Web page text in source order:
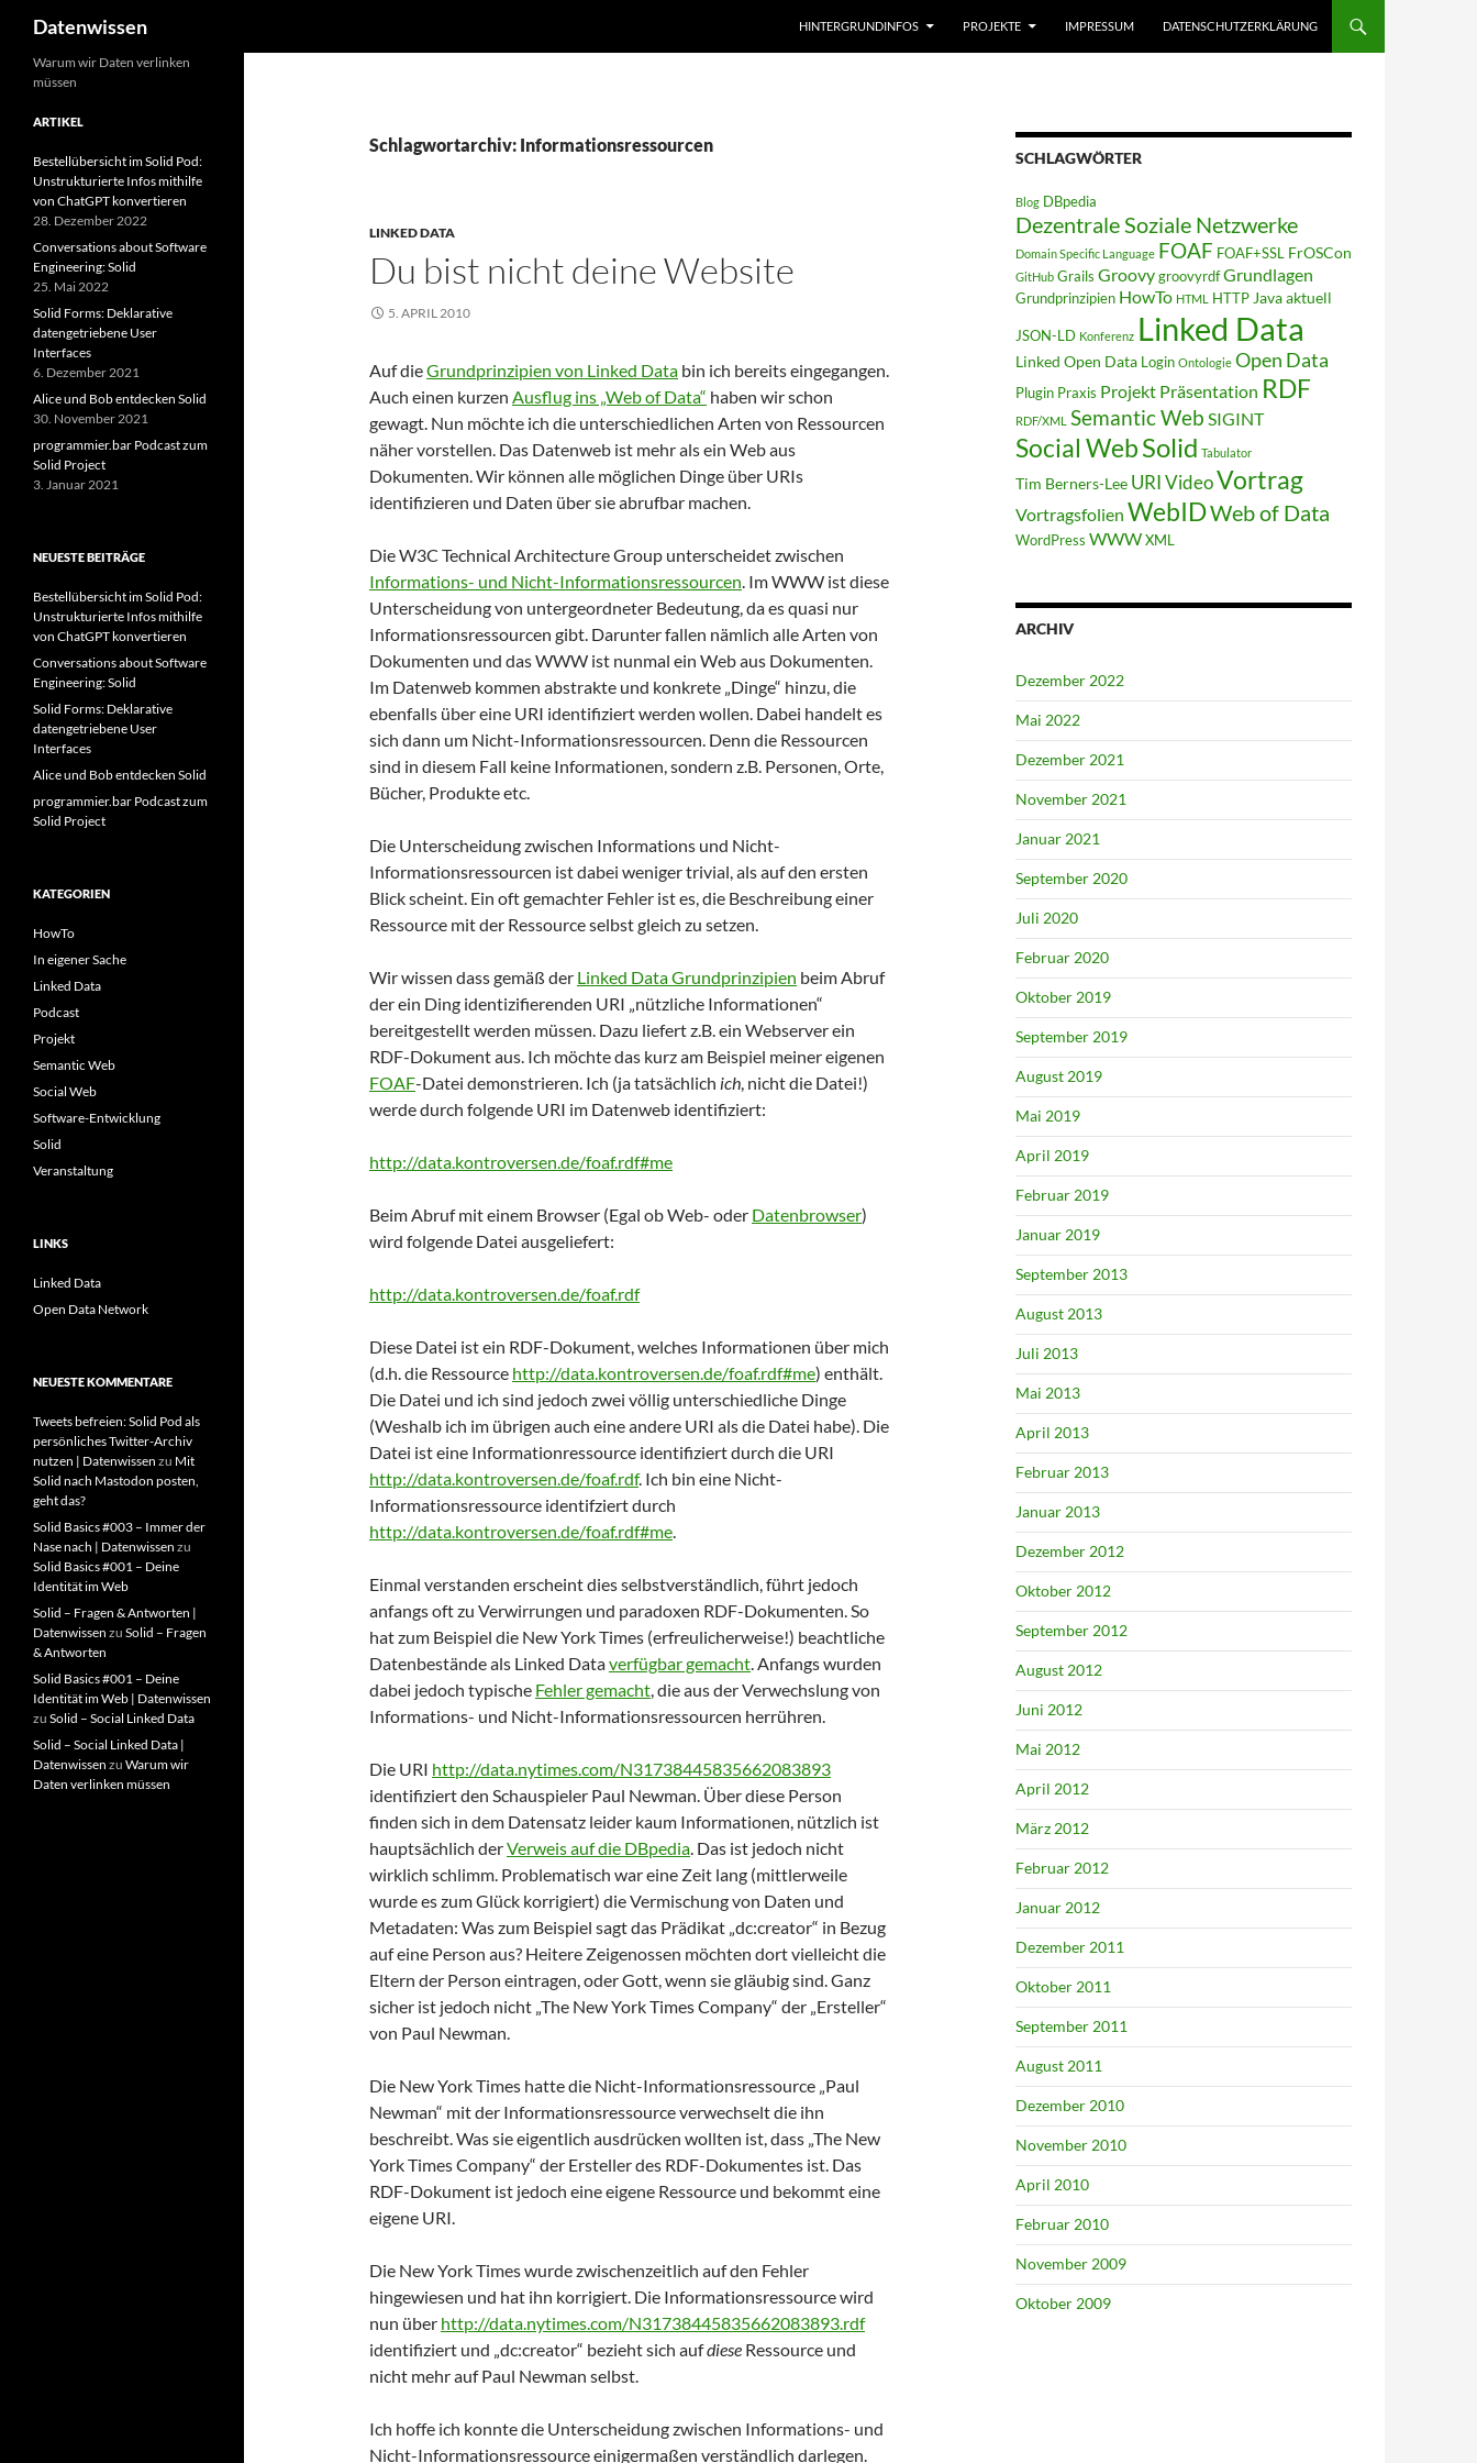
Zum
Inhalt
springen
Datenwissen HINTERGRUNDINFOS PROJEKTE IMPRESSUM DATENSCHUTZERKLÄRUNG
Schlagwortarchiv: Informationsressourcen
LINKED DATA
Du bist nicht deine Website
5. APRIL 2010
Auf dieGrundprinzipien von Linked Data bin ich bereits eingegangen.
Auch einen kurzen Ausflug ins „Web of Data“ haben wir schon
gewagt. Nun möchte ich die unterschiedlichen Arten von Ressourcen
näher vorstellen. Das Datenweb ist mehr als ein Web aus
Dokumenten. Wir können alle möglichen Dinge über URIs
identifizieren und Daten über sie abrufbar machen.
Die W3C Technical Architecture Group unterscheidet zwischen
Informations- und Nicht-Informationsressourcen. Im WWW ist diese
Unterscheidung von untergeordneter Bedeutung, da es quasi nur
Informationsressourcen gibt. Darunter fallen nämlich alle Arten von
Dokumenten und das WWW ist nunmal ein Web aus Dokumenten.
Im Datenweb kommen abstrakte und konkrete „Dinge“ hinzu, die
ebenfalls über eine URI identifiziert werden wollen. Dabei handelt es
sich dann um Nicht-Informationsressourcen. Denn die Ressourcen
sind in diesem Fall keine Informationen, sondern z.B. Personen, Orte,
Bücher, Produkte etc.
Die Unterscheidung zwischen Informations und Nicht-
Informationsressourcen ist dabei weniger trivial, als auf den ersten
Blick scheint. Ein oft gemachter Fehler ist es, die Beschreibung einer
Ressource mit der Ressource selbst gleich zu setzen.
Wir wissen dass gemäß der Linked Data Grundprinzipien beim Abruf
der ein Ding identizifierenden URI „nützliche Informationen“
bereitgestellt werden müssen. Dazu liefert z.B. ein Webserver ein
RDF-Dokument aus. Ich möchte das kurz am Beispiel meiner eigenen
FOAF-Datei demonstrieren. Ich (ja tatsächlich ich, nicht die Datei!)
werde durch folgende URI im Datenweb identifiziert:
http://data.kontroversen.de/foaf.rdf#me
Beim Abruf mit einem Browser (Egal ob Web- oder Datenbrowser)
wird folgende Datei ausgeliefert:
http://data.kontroversen.de/foaf.rdf
Diese Datei ist ein RDF-Dokument, welches Informationen über mich
(d.h. die Ressource http://data.kontroversen.de/foaf.rdf#me) enthält.
Die Datei und ich sind jedoch zwei völlig unterschiedliche Dinge
(Weshalb ich im übrigen auch eine andere URI als die Datei habe). Die
Datei ist eine Informationressource identifiziert durch die URI
http://data.kontroversen.de/foaf.rdf. Ich bin eine Nicht-
Informationsressource identifziert durch
http://data.kontroversen.de/foaf.rdf#me.
Einmal verstanden erscheint dies selbstverständlich, führt jedoch
anfangs oft zu Verwirrungen und paradoxen RDF-Dokumenten. So
hat zum Beispiel die New York Times (erfreulicherweise!) beachtliche
Datenbestände als Linked Dataverfügbar gemacht. Anfangs wurden
dabei jedoch typische Fehler gemacht, die aus der Verwechslung von
Informations- und Nicht-Informationsressourcen herrühren.
Die URI http://data.nytimes.com/N31738445835662083893
identifiziert den Schauspieler Paul Newman. Über diese Person
finden sich in dem Datensatz leider kaum Informationen, nützlich ist
hauptsächlich derVerweis auf die DBpedia. Das ist jedoch nicht
wirklich schlimm. Problematisch war eine Zeit lang (mittlerweile
wurde es zum Glück korrigiert) die Vermischung von Daten und
Metadaten: Was zum Beispiel sagt das Prädikat „dc:creator“ in Bezug
auf eine Person aus? Heitere Zeigenossen möchten dort vielleicht die
Eltern der Person eintragen, oder Gott, wenn sie gläubig sind. Ganz
sicher ist jedoch nicht „The New York Times Company“ der „Ersteller“
von Paul Newman.
Die New York Times hatte die Nicht-Informationsressource „Paul
Newman“ mit der Informationsressource verwechselt die ihn
beschreibt. Was sie eigentlich ausdrücken wollten ist, dass „The New
York Times Company“ der Ersteller des RDF-Dokumentes ist. Das
RDF-Dokument ist jedoch eine eigene Ressource und bekommt eine
eigene URI.
Die New York Times wurde zwischenzeitlich auf den Fehler
hingewiesen und hat ihn korrigiert. Die Informationsressource wird
nun über http://data.nytimes.com/N31738445835662083893.rdf
identifiziert und „dc:creator“ bezieht sich aufdiese Ressource und
nicht mehr auf Paul Newman selbst.
Ich hoffe ich konnte die Unterscheidung zwischen Informations- und
Nicht-Informationsressource einigermaßen verständlich darlegen.
SCHLAGWÖRTER
Blog DBpedia
Dezentrale Soziale Netzwerke
Domain Specific Language FOAF FOAF+SSL FrOSCon
GitHub Grails GroovygroovyrdfGrundlagen
Grundprinzipien HowTo HTML HTTP Java aktuell
JSON-LD Konferenz Linked Data
Linked Open Data Login Ontologie Open Data
Plugin Praxis Projekt Präsentation RDF
RDF/XML Semantic Web SIGINT
Social WebSolid Tabulator
Tim Berners-Lee URIVideoVortrag
Vortragsfolien WebIDWeb of Data
WordPress WWWXML
ARCHIV
Dezember 2022
Mai 2022
Dezember 2021
November 2021
Januar 2021
September 2020
Juli 2020
Februar 2020
Oktober 2019
September 2019
August 2019
Mai 2019
April 2019
Februar 2019
Januar 2019
September 2013
August 2013
Juli 2013
Mai 2013
April 2013
Februar 2013
Januar 2013
Dezember 2012
Oktober 2012
September 2012
August 2012
Juni 2012
Mai 2012
April 2012
März 2012
Februar 2012
Januar 2012
Dezember 2011
Oktober 2011
September 2011
August 2011
Dezember 2010
November 2010
April 2010
Februar 2010
November 2009
Oktober 2009
Warum wir Daten verlinken
müssen
ARTIKEL
Bestellübersicht im Solid Pod:
Unstrukturierte Infos mithilfe
von ChatGPT konvertieren
28. Dezember 2022
Conversations about Software
Engineering: Solid
25. Mai 2022
Solid Forms: Deklarative
datengetriebene User
Interfaces
6. Dezember 2021
Alice und Bob entdecken Solid
30. November 2021
programmier.bar Podcast zum
Solid Project
3. Januar 2021
NEUESTE BEITRÄGE
Bestellübersicht im Solid Pod:
Unstrukturierte Infos mithilfe
von ChatGPT konvertieren
Conversations about Software
Engineering: Solid
Solid Forms: Deklarative
datengetriebene User
Interfaces
Alice und Bob entdecken Solid
programmier.bar Podcast zum
Solid Project
KATEGORIEN
HowTo
In eigener Sache
Linked Data
Podcast
Projekt
Semantic Web
Social Web
Software-Entwicklung
Solid
Veranstaltung
LINKS
Linked Data
Open Data Network
NEUESTE KOMMENTARE
Tweets befreien: Solid Pod als
persönliches Twitter-Archiv
nutzen | Datenwissen zu Mit
Solid nach Mastodon posten,
geht das?
Solid Basics #003 – Immer der
Nase nach | Datenwissen zu
Solid Basics #001 – Deine
Identität im Web
Solid – Fragen & Antworten |
Datenwissen zu Solid – Fragen
& Antworten
Solid Basics #001 – Deine
Identität im Web | Datenwissen
zu Solid – Social Linked Data
Solid – Social Linked Data |
Datenwissen zu Warum wir
Daten verlinken müssen